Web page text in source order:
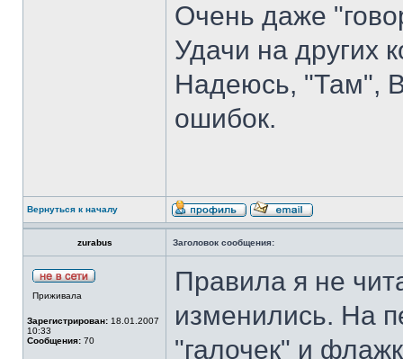
Очень даже
Удачи на других
Надеюсь, "Там",
ошибок.
Вернуться к началу
zurabus Заголовок сообщения:
Приживала
Зарегистрирован: 18.01.2007
10:33
Сообщения: 70
Правила я не
изменились. На
"галочек" и